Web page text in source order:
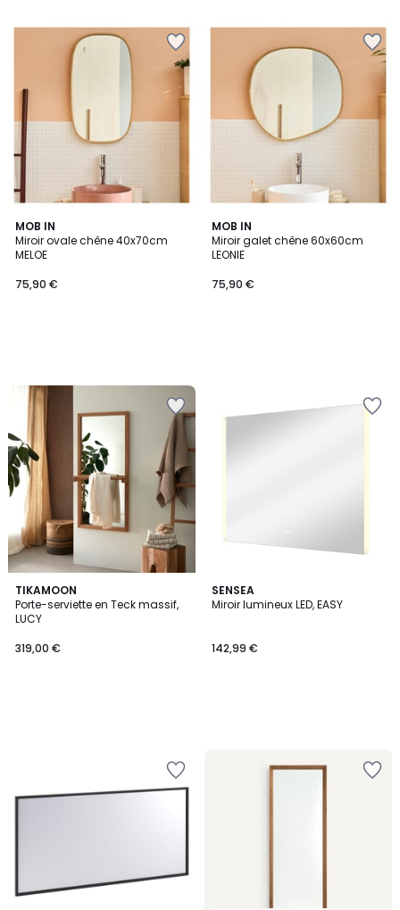
MOB IN
Miroir ovale chêne 40x70cm
MELOE
75,90 €
MOB IN
Miroir galet chêne 60x60cm
LEONIE
75,90 €
TIKAMOON
Porte-serviette en Teck massif,
LUCY
319,00 €
SENSEA
Miroir lumineux LED, EASY
142,99 €